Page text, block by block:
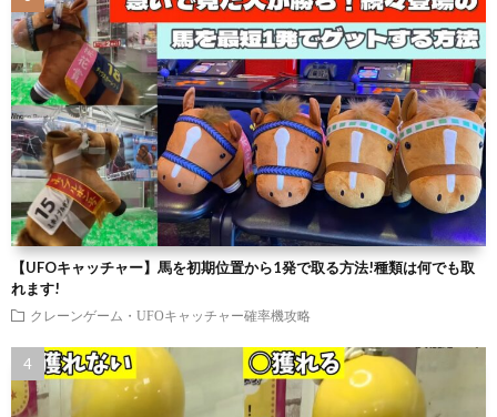
【UFOキャッチャー】馬を初期位置から1発で取る方法!種類は何でも取
れます!
クレーンゲーム・UFOキャッチャー確率機攻略